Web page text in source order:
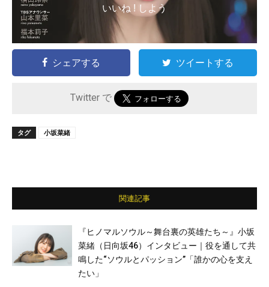
いいね ! しよう
シェアする ツイートする
Twitter で
タグ 小坂菜緒
関連記事
『ヒノマルソウル～舞台裏の英雄たち～』小坂
菜緒（日向坂46）インタビュー｜役を通して共
鳴した“ソウルとパッション”「誰かの心を支え
たい」